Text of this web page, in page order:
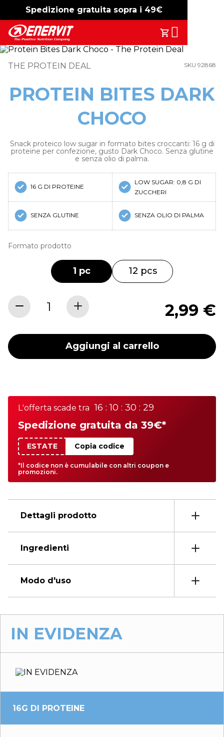
Spedizione gratuita sopra i 49€
-15% free shipping
Il Tuo
Search
THE PROTEIN DEAL SKU 92868
PROTEIN BITES DARK
CHOCO
Snack proteico low sugar in formato bites croccanti: 16 g di
proteine per confezione, gusto Dark Choco. Senza glutine
e senza olio di palma.
16 G DI PROTEINE
LOW SUGAR: 0,8 G DI
ZUCCHERI
SENZA GLUTINE SENZA OLIO DI PALMA
Formato prodotto
1 pc 12 pcs
2,99 €
Aggiungi al carrello
L'offerta scade tra 16 : 10 : 30 : 29
Spedizione gratuita da 39€*
ESTATE Copia codice
*Il codice non è cumulabile con altri coupon e
promozioni.
Dettagli prodotto
Ingredienti
Modo d'uso
IN EVIDENZA
16G DI PROTEINE